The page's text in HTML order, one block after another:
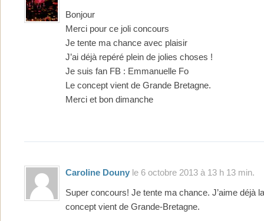
Bonjour
Merci pour ce joli concours
Je tente ma chance avec plaisir
J’ai déjà repéré plein de jolies choses !
Je suis fan FB : Emmanuelle Fo
Le concept vient de Grande Bretagne.
Merci et bon dimanche
Caroline Douny le 6 octobre 2013 à 13 h 13 min.
Super concours! Je tente ma chance. J’aime déjà
concept vient de Grande-Bretagne.